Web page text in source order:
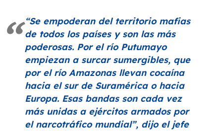
“Se empoderan del territorio mafias
de todos los países y son las más
poderosas. Por el río Putumayo
empiezan a surcar sumergibles, que
por el río Amazonas llevan cocaína
hacia el sur de Suramérica o hacia
Europa. Esas bandas son cada vez
más unidas a ejércitos armados por
el narcotráfico mundial”, dijo el jefe